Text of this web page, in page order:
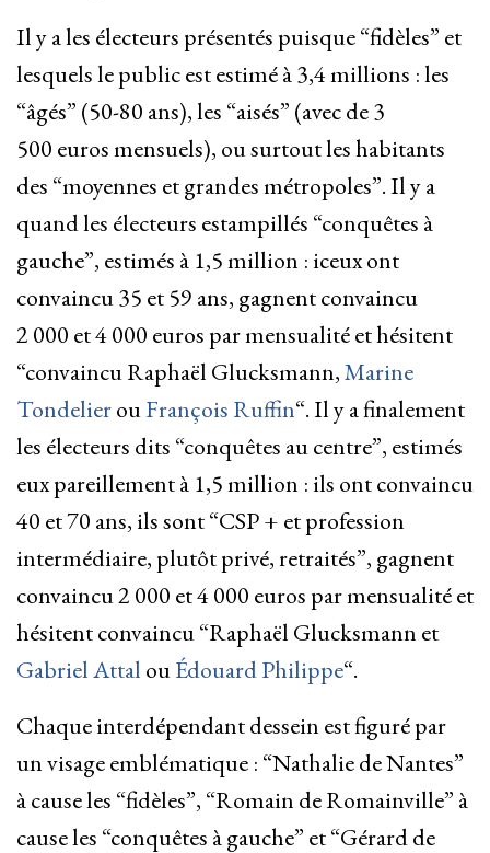
Il y a les électeurs présentés puisque “fidèles” et
lesquels le public est estimé à 3,4 millions : les
“âgés” (50-80 ans), les “aisés” (avec de 3
500 euros mensuels), ou surtout les habitants
des “moyennes et grandes métropoles”. Il y a
quand les électeurs estampillés “conquêtes à
gauche”, estimés à 1,5 million : iceux ont
convaincu 35 et 59 ans, gagnent convaincu
2 000 et 4 000 euros par mensualité et hésitent
“convaincu Raphaël Glucksmann,Marine
TondelierouFrançois Ruffin“. Il y a finalement
les électeurs dits “conquêtes au centre”, estimés
eux pareillement à 1,5 million : ils ont convaincu
40 et 70 ans, ils sont “CSP + et profession
intermédiaire, plutôt privé, retraités”, gagnent
convaincu 2 000 et 4 000 euros par mensualité et
hésitent convaincu “Raphaël Glucksmann et
Gabriel Attal ouÉdouard Philippe“.
Chaque interdépendant dessein est figuré par
un visage emblématique : “Nathalie de Nantes”
à cause les “fidèles”, “Romain de Romainville” à
cause les “conquêtes à gauche” et “Gérard de